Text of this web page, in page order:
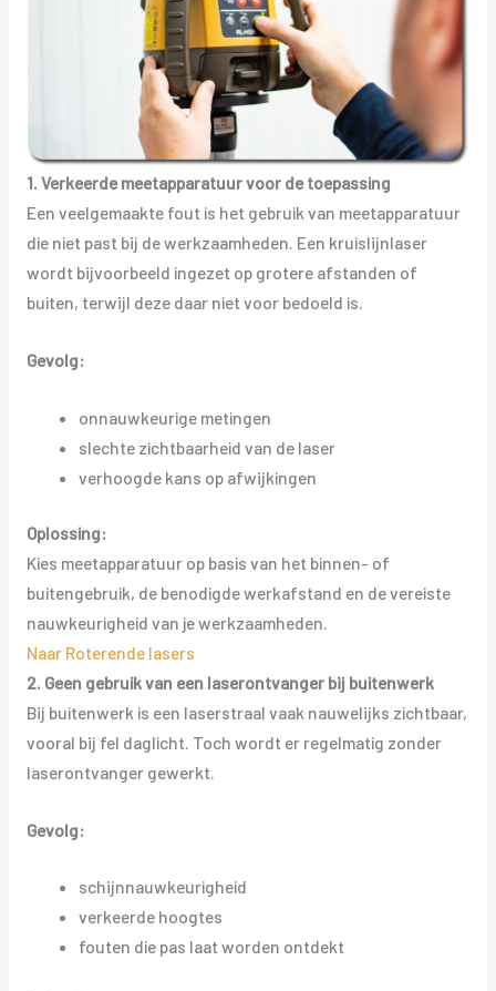
1. Verkeerde meetapparatuur voor de toepassing
Een veelgemaakte fout is het gebruik van meetapparatuur
die niet past bij de werkzaamheden. Een kruislijnlaser
wordt bijvoorbeeld ingezet op grotere afstanden of
buiten, terwijl deze daar niet voor bedoeld is.
Gevolg:
onnauwkeurige metingen
slechte zichtbaarheid van de laser
verhoogde kans op afwijkingen
Oplossing:
Kies meetapparatuur op basis van het binnen- of
buitengebruik, de benodigde werkafstand en de vereiste
nauwkeurigheid van je werkzaamheden.
Naar Roterende lasers
2. Geen gebruik van een laserontvanger bij buitenwerk
Bij buitenwerk is een laserstraal vaak nauwelijks zichtbaar,
vooral bij fel daglicht. Toch wordt er regelmatig zonder
laserontvanger gewerkt.
Gevolg:
schijnnauwkeurigheid
verkeerde hoogtes
fouten die pas laat worden ontdekt